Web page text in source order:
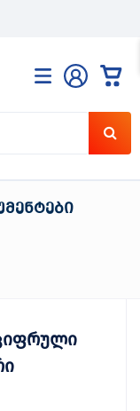
ციფრული